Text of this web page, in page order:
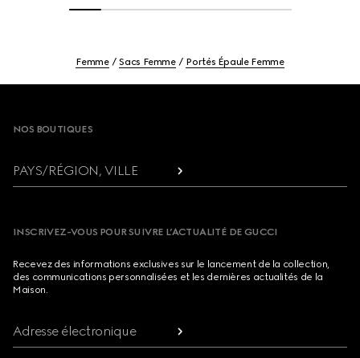
Femme Sacs Femme Portés Épaule Femme
NOS BOUTIQUES
PAYS/RÉGION, VILLE
INSCRIVEZ-VOUS POUR SUIVRE L’ACTUALITÉ DE GUCCI
Recevez des informations exclusives sur le lancement de la collection,
des communications personnalisées et les dernières actualités de la
Maison.
Adresse électronique